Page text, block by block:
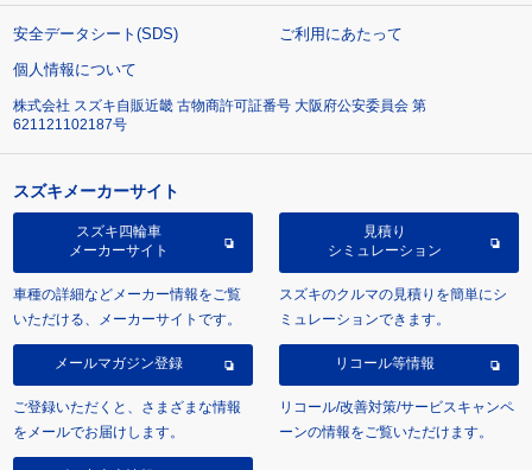
安全データシート(SDS)
ご利用にあたって
個人情報について
株式会社 スズキ自販近畿 古物商許可証番号 大阪府公安委員会 第
621121102187号
スズキメーカーサイト
スズキ四輪車
メーカーサイト
車種の詳細などメーカー情報をご覧
いただける、メーカーサイトです。
見積り
シミュレーション
スズキのクルマの見積りを簡単にシ
ミュレーションできます。
メールマガジン登録
ご登録いただくと、さまざまな情報
をメールでお届けします。
リコール等情報
リコール/改善対策/サービスキャンペ
ーンの情報をご覧いただけます。